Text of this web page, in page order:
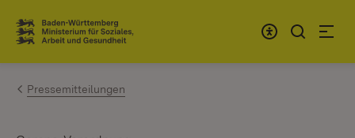
Zum Inhalt springen
Link zur Startseite
Pressemitteilungen